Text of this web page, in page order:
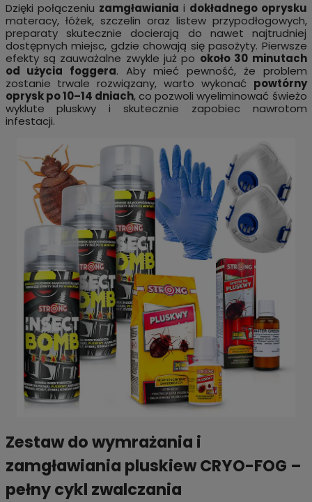
Dzięki połączeniu zamgławiania i dokładnego oprysku
materacy, łóżek, szczelin oraz listew przypodłogowych,
preparaty skutecznie docierają do nawet najtrudniej
dostępnych miejsc, gdzie chowają się pasożyty. Pierwsze
efekty są zauważalne zwykle już po około 30 minutach
od użycia foggera. Aby mieć pewność, że problem
zostanie trwale rozwiązany, warto wykonać powtórny
oprysk po 10–14 dniach, co pozwoli wyeliminować świeżo
wyklute pluskwy i skutecznie zapobiec nawrotom
infestacji.
Zestaw do wymrażania i
zamgławiania pluskiew CRYO-FOG –
pełny cykl zwalczania